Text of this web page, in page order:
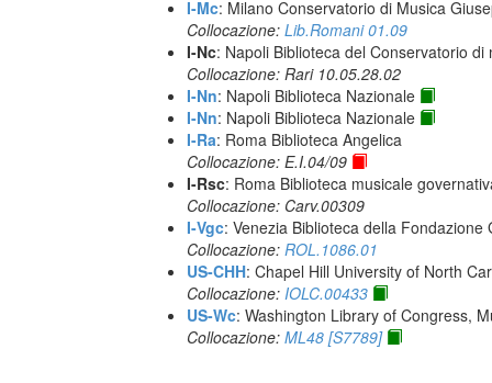
I-Mc: Milano Conservatorio di Musica
Collocazione: Lib.Romani 01.09
I-Nc: Napoli Biblioteca del Conservatorio
Collocazione: Rari 10.05.28.02
I-Nn: Napoli Biblioteca Nazionale
I-Nn: Napoli Biblioteca Nazionale
I-Ra: Roma Biblioteca Angelica
Collocazione: E.I.04/09
I-Rsc: Roma Biblioteca musicale
Collocazione: Carv.00309
I-Vgc: Venezia Biblioteca della Fondazione
Collocazione: ROL.1086.01
US-CHH: Chapel Hill University of North
Collocazione: IOLC.00433
US-Wc: Washington Library of Congress,
Collocazione: ML48 [S7789]